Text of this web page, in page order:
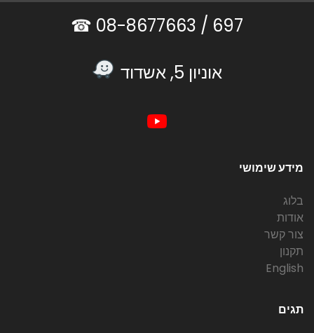
697 /
אוניון 5, אשדוד
מידע שימושי
בלוג
אודות
צור קשר
תקנון
English
תגים